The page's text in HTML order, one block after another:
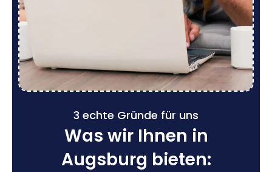
3 echte Gründe für uns
Was wir Ihnen in
Augsburg bieten: